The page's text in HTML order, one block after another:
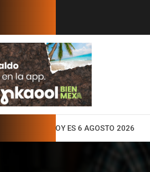
¿Por qué Sheinbaum quiere que
HOY ES 6 AGOSTO 2026